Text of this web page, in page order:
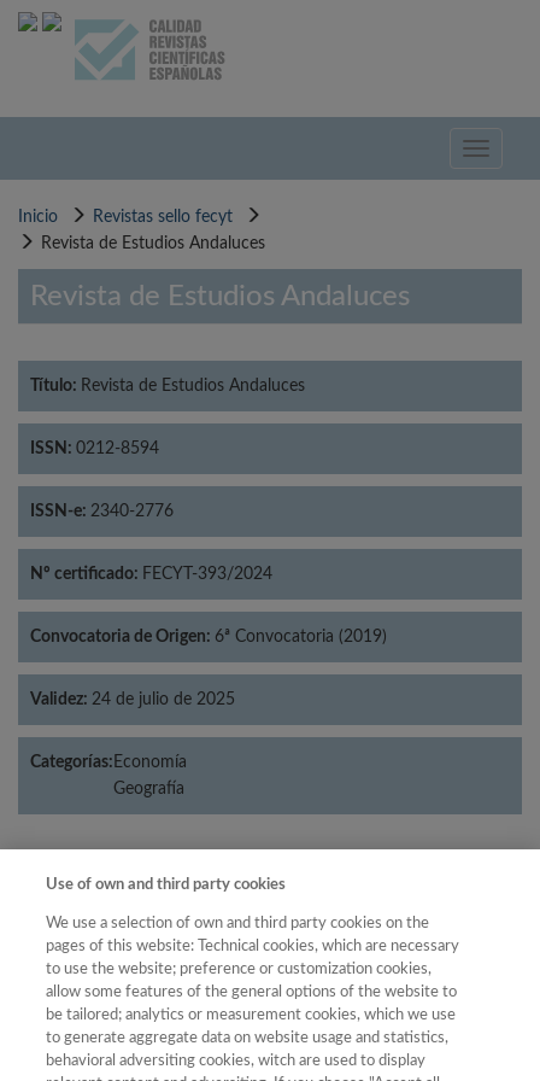
Pasar
Toggle
Inicio
Revistas sello fecyt
Revista de Estudios Andaluces
Revista de Estudios Andaluces
Título: Revista de Estudios Andaluces
ISSN: 0212-8594
ISSN-e: 2340-2776
Nº certificado: FECYT-393/2024
Convocatoria de Origen: 6ª Convocatoria (2019)
Validez: 24 de julio de 2025
Categorías: Economía
Geografía
Año
Año Filtrar
Categoría Total de
Use of own and third party cookies
We use a selection of own and third party cookies on the
pages of this website: Technical cookies, which are necessary
to use the website; preference or customization cookies,
allow some features of the general options of the website to
be tailored; analytics or measurement cookies, which we use
to generate aggregate data on website usage and statistics,
behavioral adversiting cookies, witch are used to display